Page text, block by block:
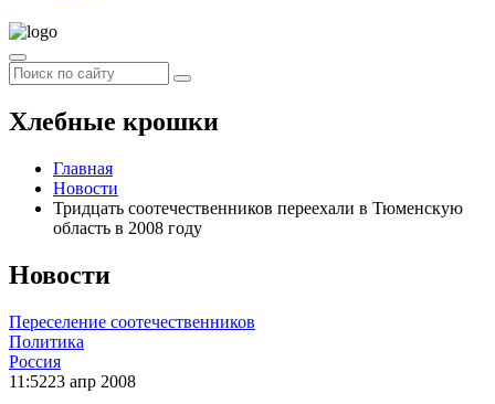
Хлебные крошки
Главная
Новости
Тридцать соотечественников переехали в Тюменскую
область в 2008 году
Новости
Переселение соотечественников
Политика
Россия
11:5223 апр 2008